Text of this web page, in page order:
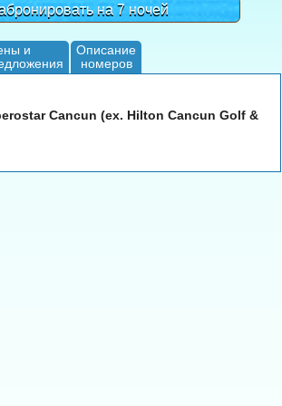
на 7 ночей
и
Описание
номеров
Cancun (ex. Hilton Cancun Golf &